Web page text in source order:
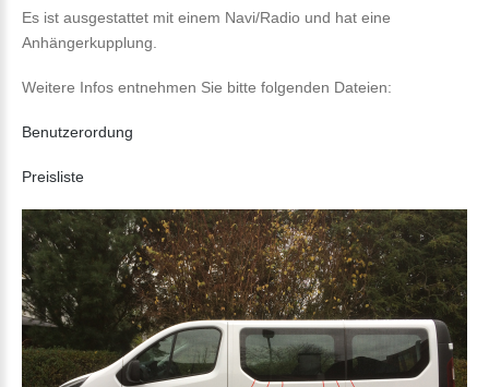
Es ist ausgestattet mit einem Navi/Radio und hat eine
Anhängerkupplung.
Weitere Infos entnehmen Sie bitte folgenden Dateien:
Benutzerordung
Preisliste